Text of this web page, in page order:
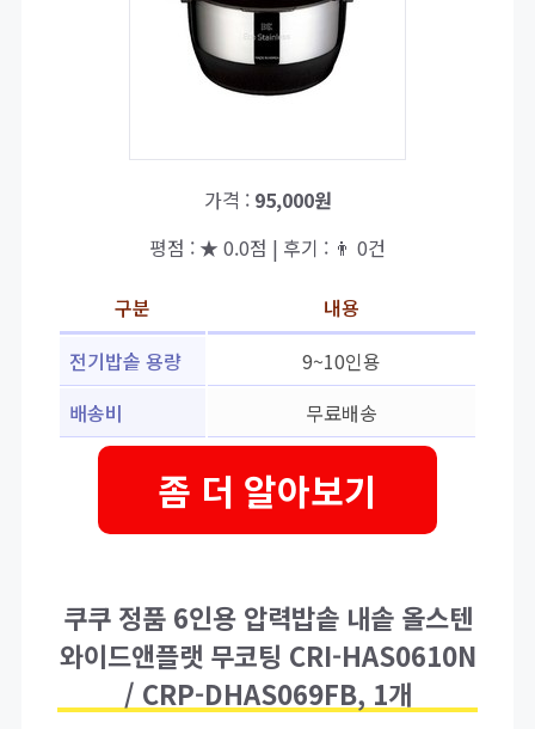
가격 : 95,000원
평점 : ★ 0.0점 | 후기 : 👨‍‍ 0건
구분
내용
전기밥솥 용량
9~10인용
배송비
무료배송
좀 더 알아보기
쿠쿠 정품 6인용 압력밥솥 내솥 올스텐
와이드앤플랫 무코팅 CRI-HAS0610N
/ CRP-DHAS069FB, 1개